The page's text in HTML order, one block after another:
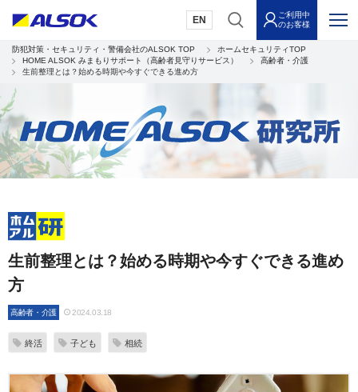
EN
ご利用中
のお客様
防犯対策・セキュリティ・警備会社のALSOK TOP
ホームセキュリティTOP
HOME ALSOK みまもりサポート（高齢者見守りサービス）
高齢者・介護
生前整理とは？始める時期や今すぐできる進め方
生前整理とは？始める時期や今すぐできる進め
方
高齢者・介護 2024.03.18
終活 子ども 相続